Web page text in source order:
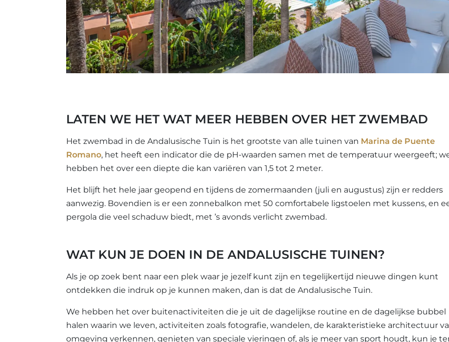
LATEN WE HET WAT MEER HEBBEN OVER HET ZWEMBAD
Het zwembad in de Andalusische Tuin is het grootste van alle tuinen van Marina de Puente
Romano, het heeft een indicator die de pH-waarden samen met de temperatuur weergeeft;
hebben het over een diepte die kan variëren van 1,5 tot 2 meter.
Het blijft het hele jaar geopend en tijdens de zomermaanden (juli en augustus) zijn er redders
aanwezig. Bovendien is er een zonnebalkon met 50 comfortabele ligstoelen met kussens, en
pergola die veel schaduw biedt, met ’s avonds verlicht zwembad.
WAT KUN JE DOEN IN DE ANDALUSISCHE TUINEN?
Als je op zoek bent naar een plek waar je jezelf kunt zijn en tegelijkertijd nieuwe dingen kunt
ontdekken die indruk op je kunnen maken, dan is dat de Andalusische Tuin.
We hebben het over buitenactiviteiten die je uit de dagelijkse routine en de dagelijkse bubbel
halen waarin we leven, activiteiten zoals fotografie, wandelen, de karakteristieke architectuur
omgeving verkennen, genieten van speciale vieringen of, als je meer van sport houdt, kun je